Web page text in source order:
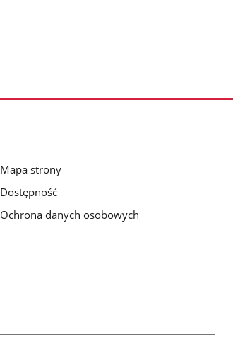
Mapa strony
Dostępność
Ochrona danych osobowych